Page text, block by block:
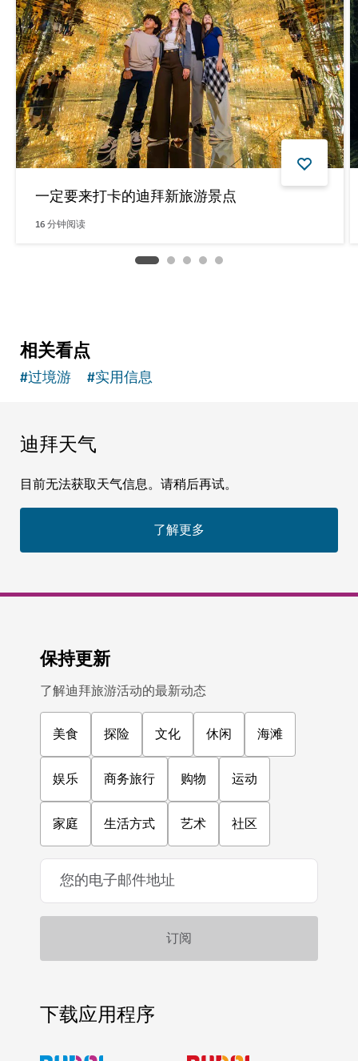
一定要来打卡的迪拜新旅游景点
16分钟阅读
相关看点
#过境游 #实用信息
迪拜天气
目前无法获取天气信息。请稍后再试。
了解更多
保持更新
了解迪拜旅游活动的最新动态
美食 探险 文化 休闲 海滩
娱乐 商务旅行 购物 运动
家庭 生活方式 艺术 社区
下载应用程序